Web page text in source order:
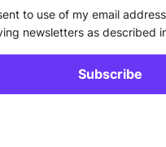
to use of my email
newsletters as described